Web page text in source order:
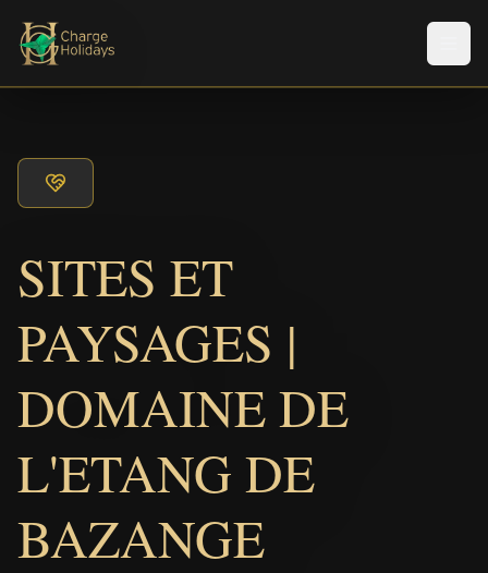
SITES ET
PAYSAGES |
DOMAINE DE
L'ETANG DE
BAZANGE